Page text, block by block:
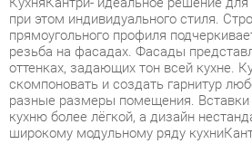
оттенках, задающих тон всей кухне.
скомпоновать и создать гарнитур
разные размеры помещения. Вставки
кухню более лёгкой, а дизайн
широкому модульному ряду
каждый сантиметр пространства,
функциональную кухню. Вы получаете
кухню по фабричной цене. По
решению можно использовать